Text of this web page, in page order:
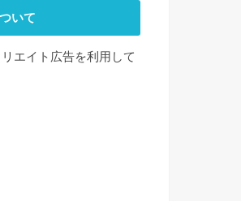
いて
エイト広告を利用して